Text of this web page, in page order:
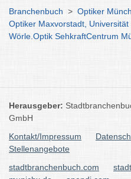
Branchenbuch > Optiker
Optiker Maxvorstadt, Universität
Wörle.Optik SehkraftCentrum
Herausgeber:
GmbH
Kontakt/Impressum
Stellenangebote
stadtbranchenbuch.com